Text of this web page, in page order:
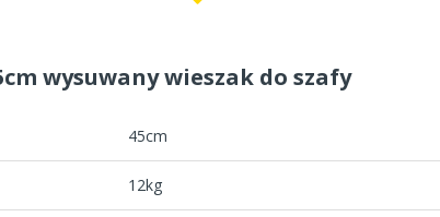
wysuwany wieszak do szafy
45cm
12kg